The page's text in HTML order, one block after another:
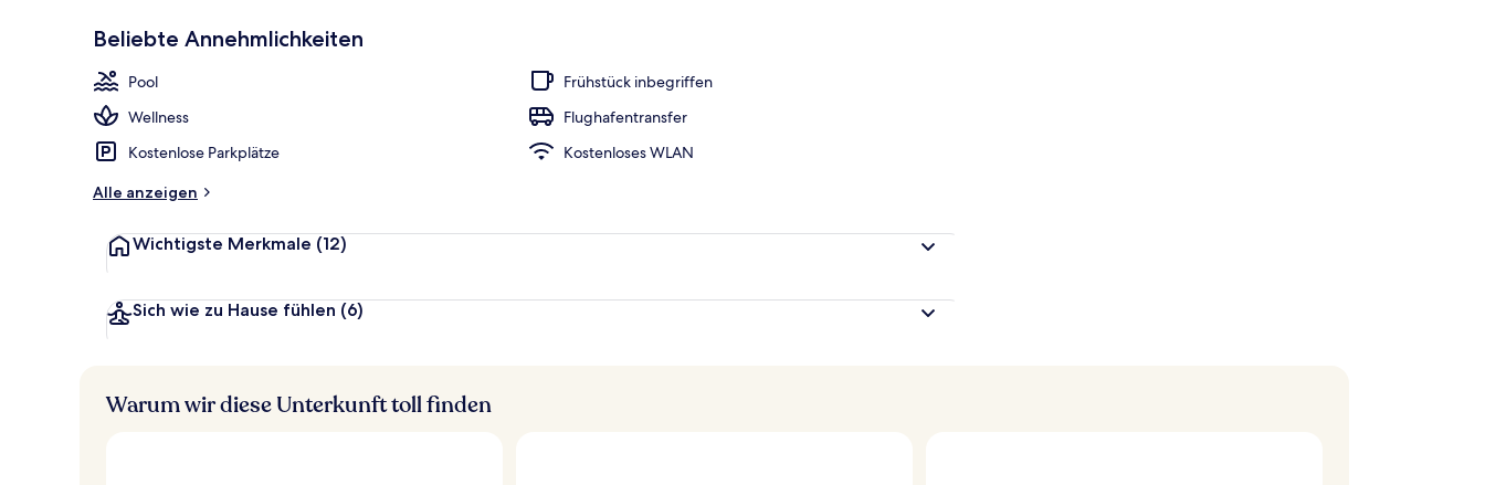
Beliebte Annehmlichkeiten
Pool
Frühstück inbegriffen
Wellness
Flughafentransfer
Kostenlose Parkplätze
Kostenloses WLAN
Alle anzeigen
Wichtigste Merkmale (12)
Sich wie zu Hause fühlen (6)
Warum wir diese Unterkunft toll finden